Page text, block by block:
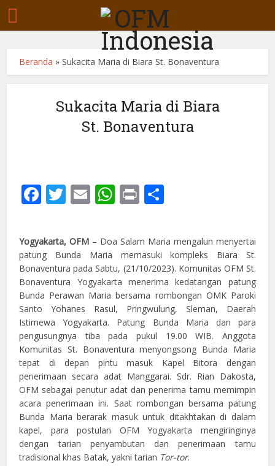
Beranda »Sukacita Maria di Biara St. Bonaventura
Sukacita Maria di Biara
St. Bonaventura
Facebook
Twitter
EmailWhatsApp
Print
Yogyakarta, OFM – Doa Salam Maria mengalun menyertai
patung Bunda Maria memasuki kompleks Biara St.
Bonaventura pada Sabtu, (21/10/2023). Komunitas OFM St.
Bonaventura Yogyakarta menerima kedatangan patung
Bunda Perawan Maria bersama rombongan OMK Paroki
Santo Yohanes Rasul, Pringwulung, Sleman, Daerah
Istimewa Yogyakarta. Patung Bunda Maria dan para
pengusungnya tiba pada pukul 19.00 WIB. Anggota
Komunitas St. Bonaventura menyongsong Bunda Maria
tepat di depan pintu masuk Kapel Bitora dengan
penerimaan secara adat Manggarai. Sdr. Rian Dakosta,
OFM sebagai penutur adat dan penerima tamu memimpin
acara penerimaan ini. Saat rombongan bersama patung
Bunda Maria berarak masuk untuk ditakhtakan di dalam
kapel, para postulan OFM Yogyakarta mengiringinya
dengan tarian penyambutan dan penerimaan tamu
tradisional khas Batak, yakni tarian Tor-tor.